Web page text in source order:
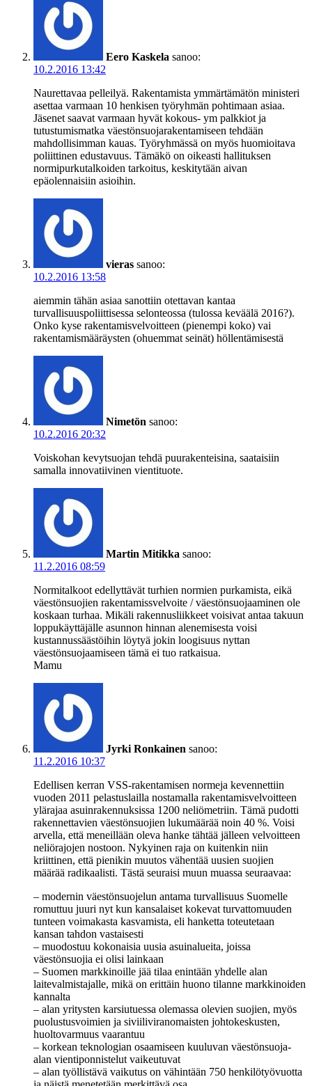
Eero Kaskela sanoo:
10.2.2016 13:42
Naurettavaa pelleilyä. Rakentamista ymmärtämätön ministeri
asettaa varmaan 10 henkisen työryhmän pohtimaan asiaa.
Jäsenet saavat varmaan hyvät kokous- ym palkkiot ja
tutustumismatka väestönsuojarakentamiseen tehdään
mahdollisimman kauas. Työryhmässä on myös huomioitava
poliittinen edustavuus. Tämäkö on oikeasti hallituksen
normipurkutalkoiden tarkoitus, keskitytään aivan
epäolennaisiin asioihin.
vieras sanoo:
10.2.2016 13:58
aiemmin tähän asiaa sanottiin otettavan kantaa
turvallisuuspoliittisessa selonteossa (tulossa keväälä 2016?).
Onko kyse rakentamisvelvoitteen (pienempi koko) vai
rakentamismääräysten (ohuemmat seinät) höllentämisestä
Nimetön sanoo:
10.2.2016 20:32
Voiskohan kevytsuojan tehdä puurakenteisina, saataisiin
samalla innovatiivinen vientituote.
Martin Mitikka sanoo:
11.2.2016 08:59
Normitalkoot edellyttävät turhien normien purkamista, eikä
väestönsuojien rakentamissvelvoite / väestönsuojaaminen ole
koskaan turhaa. Mikäli rakennusliikkeet voisivat antaa takuun
loppukäyttäjälle asunnon hinnan alenemisesta voisi
kustannussäästöihin löytyä jokin loogisuus nyttan
väestönsuojaamiseen tämä ei tuo ratkaisua.
Mamu
Jyrki Ronkainen sanoo:
11.2.2016 10:37
Edellisen kerran VSS-rakentamisen normeja kevennettiin
vuoden 2011 pelastuslailla nostamalla rakentamisvelvoitteen
ylärajaa asuinrakennuksissa 1200 neliömetriin. Tämä pudotti
rakennettavien väestönsuojien lukumäärää noin 40 %. Voisi
arvella, että meneillään oleva hanke tähtää jälleen velvoitteen
neliörajojen nostoon. Nykyinen raja on kuitenkin niin
kriittinen, että pienikin muutos vähentää uusien suojien
määrää radikaalisti. Tästä seuraisi muun muassa seuraavaa:
– modernin väestönsuojelun antama turvallisuus Suomelle
romuttuu juuri nyt kun kansalaiset kokevat turvattomuuden
tunteen voimakasta kasvamista, eli hanketta toteutetaan
kansan tahdon vastaisesti
– muodostuu kokonaisia uusia asuinalueita, joissa
väestönsuojia ei olisi lainkaan
– Suomen markkinoille jää tilaa enintään yhdelle alan
laitevalmistajalle, mikä on erittäin huono tilanne markkinoiden
kannalta
– alan yritysten karsiutuessa olemassa olevien suojien, myös
puolustusvoimien ja siviiliviranomaisten johtokeskusten,
huoltovarmuus vaarantuu
– korkean teknologian osaamiseen kuuluvan väestönsuoja-
alan vientiponnistelut vaikeutuvat
– alan työllistävä vaikutus on vähintään 750 henkilötyövuotta